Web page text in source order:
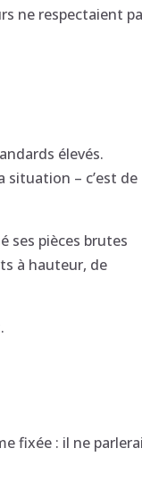
ne respectaient
élevés.
situation – c’est de
ses pièces brutes
à hauteur, de
fixée : il ne